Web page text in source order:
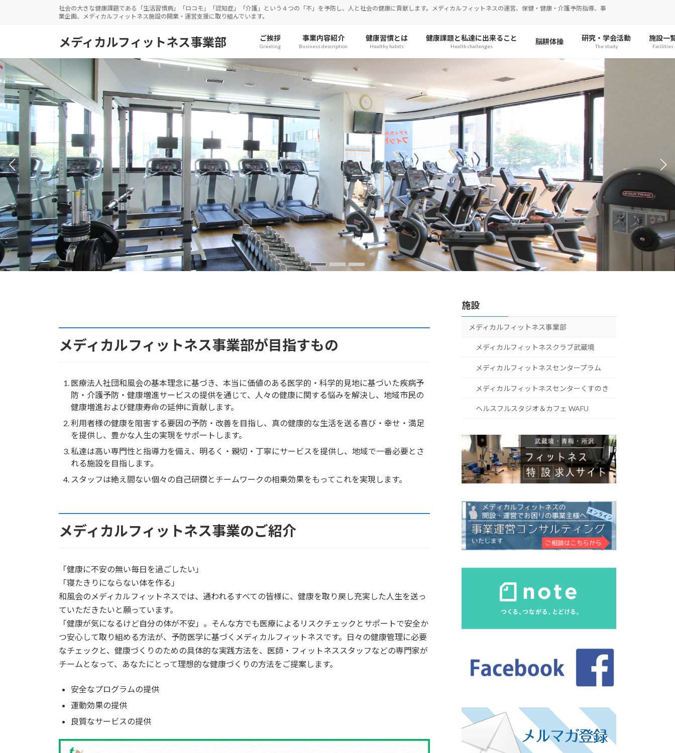
へ
ス
キ
ッ
プ
ョ
ン
に
移
動
社会の大きな健康課題である「生活習慣病」「ロコモ」「認知症」「介護」という４つの「不」を予防し、人と社会の健康に貢献します。メディカルフィットネスの運営、保健・健康・介護予防指導、事
業企画、メディカルフィットネス施設の開業・運営支援に取り組んでいます。
メディカルフィットネス事業部 ご挨拶
Greeting
事業内容紹介
Business description
健康習慣とは
Healthy habits
健康課題と私達に出来ること
Health challenges
脳耕体操 研究・学会活動
The study
施設一
Facilities
メディカルフィットネス事業部が目指すもの
医療法人社団和風会の基本理念に基づき、本当に価値のある医学的・科学的見地に基づいた疾病予
防・介護予防・健康増進サービスの提供を通じて、人々の健康に関する悩みを解決し、地域市民の
健康増進および健康寿命の延伸に貢献します。
利用者様の健康を阻害する要因の予防・改善を目指し、真の健康的な生活を送る喜び・幸せ・満足
を提供し、豊かな人生の実現をサポートします。
私達は高い専門性と指導力を備え、明るく・親切・丁寧にサービスを提供し、地域で一番必要とさ
れる施設を目指します。
スタッフは絶え間ない個々の自己研鑽とチームワークの相乗効果をもってこれを実現します。
メディカルフィットネス事業のご紹介
「健康に不安の無い毎日を過ごしたい」
「寝たきりにならない体を作る」
和風会のメディカルフィットネスでは、通われるすべての皆様に、健康を取り戻し充実した人生を送っ
ていただきたいと願っています。
「健康が気になるけど自分の体が不安」。そんな方でも医療によるリスクチェックとサポートで安全か
つ安心して取り組める方法が、予防医学に基づくメディカルフィットネスです。日々の健康管理に必要
なチェックと、健康づくりのための具体的な実践方法を、医師・フィットネススタッフなどの専門家が
チームとなって、あなたにとって理想的な健康づくりの方法をご提案します。
安全なプログラムの提供
運動効果の提供
良質なサービスの提供
施設
メディカルフィットネス事業部
メディカルフィットネスクラブ武蔵境
メディカルフィットネスセンタープラム
メディカルフィットネスセンターくすのき
ヘルスフルスタジオ＆カフェ WAFU